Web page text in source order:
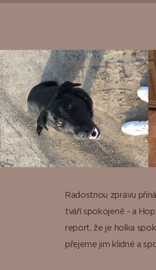
Radostnou zprávu
tváří spokojeně - a
report, že je holka
přejeme jim klidné a